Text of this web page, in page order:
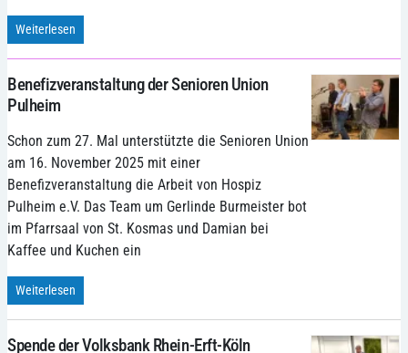
Weiterlesen
Benefizveranstaltung der Senioren Union
Pulheim
Schon zum 27. Mal unterstützte die Senioren Union
am 16. November 2025 mit einer
Benefizveranstaltung die Arbeit von Hospiz
Pulheim e.V. Das Team um Gerlinde Burmeister bot
im Pfarrsaal von St. Kosmas und Damian bei
Kaffee und Kuchen ein
Weiterlesen
Spende der Volksbank Rhein-Erft-Köln